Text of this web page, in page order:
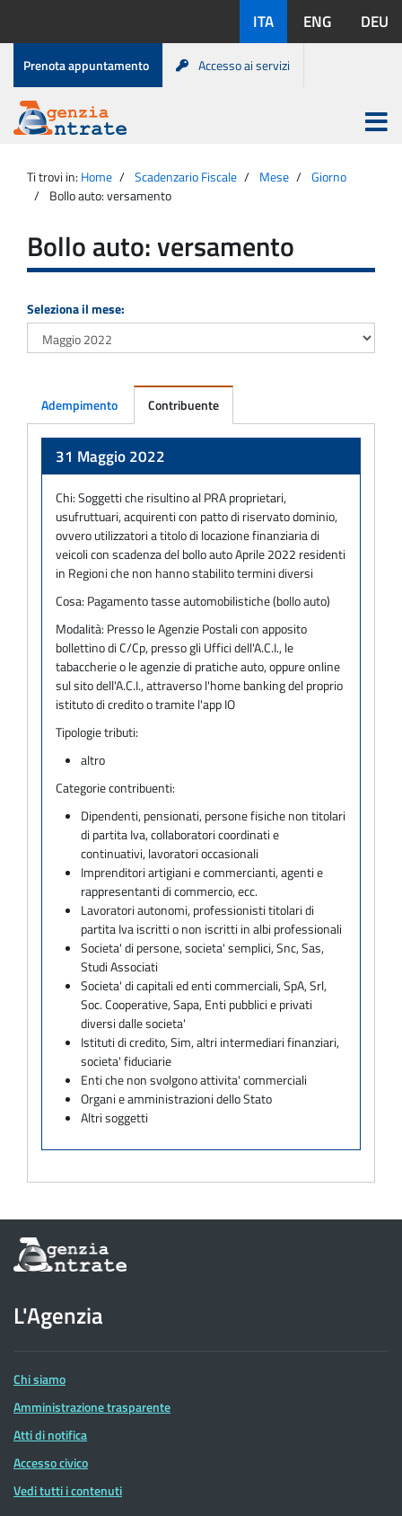
contenuto
disponibili:
ITA ENG DEU
Menu
di
servizio
Prenota appuntamento Accesso ai servizi
Agenzia
Entrate
Apri
menu
principale
Ti trovi in: Home Scadenzario Fiscale Mese
Giorno
Bollo auto: versamento
Bollo auto: versamento
Seleziona il mese:
Adempimento Contribuente
31 Maggio 2022
Chi:Soggetti che risultino al PRA proprietari,
usufruttuari, acquirenti con patto di riservato dominio,
ovvero utilizzatori a titolo di locazione finanziaria di
veicoli con scadenza del bollo auto Aprile 2022 residenti
in Regioni che non hanno stabilito termini diversi
Cosa: Pagamento tasse automobilistiche (bollo auto)
Modalità: Presso le Agenzie Postali con apposito
bollettino di C/Cp, presso gli Uffici dell'A.C.I., le
tabaccherie o le agenzie di pratiche auto, oppure online
sul sito dell'A.C.I., attraverso l'home banking del proprio
istituto di credito o tramite l'app IO
Tipologie tributi:
altro
Categorie contribuenti:
Dipendenti, pensionati, persone fisiche non titolari
di partita Iva, collaboratori coordinati e
continuativi, lavoratori occasionali
Imprenditori artigiani e commercianti, agenti e
rappresentanti di commercio, ecc.
Lavoratori autonomi, professionisti titolari di
partita Iva iscritti o non iscritti in albi professionali
Societa' di persone, societa' semplici, Snc, Sas,
Studi Associati
Societa' di capitali ed enti commerciali, SpA, Srl,
Soc. Cooperative, Sapa, Enti pubblici e privati
diversi dalle societa'
Istituti di credito, Sim, altri intermediari finanziari,
societa' fiduciarie
Enti che non svolgono attivita' commerciali
Organi e amministrazioni dello Stato
Altri soggetti
Informazioni
sul
dell'Agenzia
delle
Entrate
L'Agenzia
Chi siamo
Amministrazione trasparente
Atti di notifica
Accesso civico
Vedi tutti i contenuti